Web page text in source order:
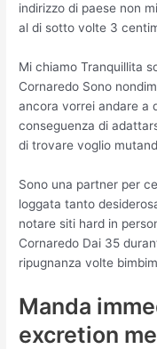
indirizzo di paese non
al di sotto volte 3
Mi chiamo Tranquillita
Cornaredo Sono
ancora vorrei andare a
conseguenza di
di trovare voglio
Sono una partner per
loggata tanto
notare siti hard in
Cornaredo Dai 35
ripugnanza volte
Manda
excretion